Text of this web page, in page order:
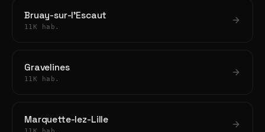
Bruay-sur-l'Escaut
11K hab.
Gravelines
11K hab.
Marquette-lez-Lille